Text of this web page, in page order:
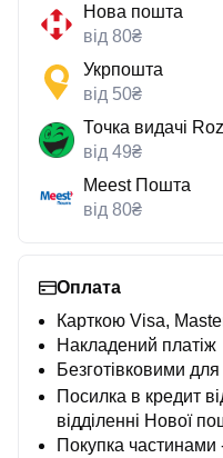
Нова пошта
від 80₴
Укрпошта
від 50₴
Точка видачі
від 49₴
Meest Пошта
від 80₴
Оплата
Карткою Visa,
Накладений платіж
Безготівковими
Посилка в кредит
відділенні Нової
Покупка частинами